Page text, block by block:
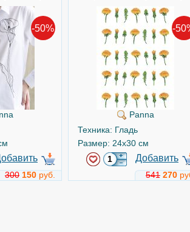
-50%
300 150 руб.
-
Panna
Техника: Гладь
Размер: 24x30 см
Добавить
541 270